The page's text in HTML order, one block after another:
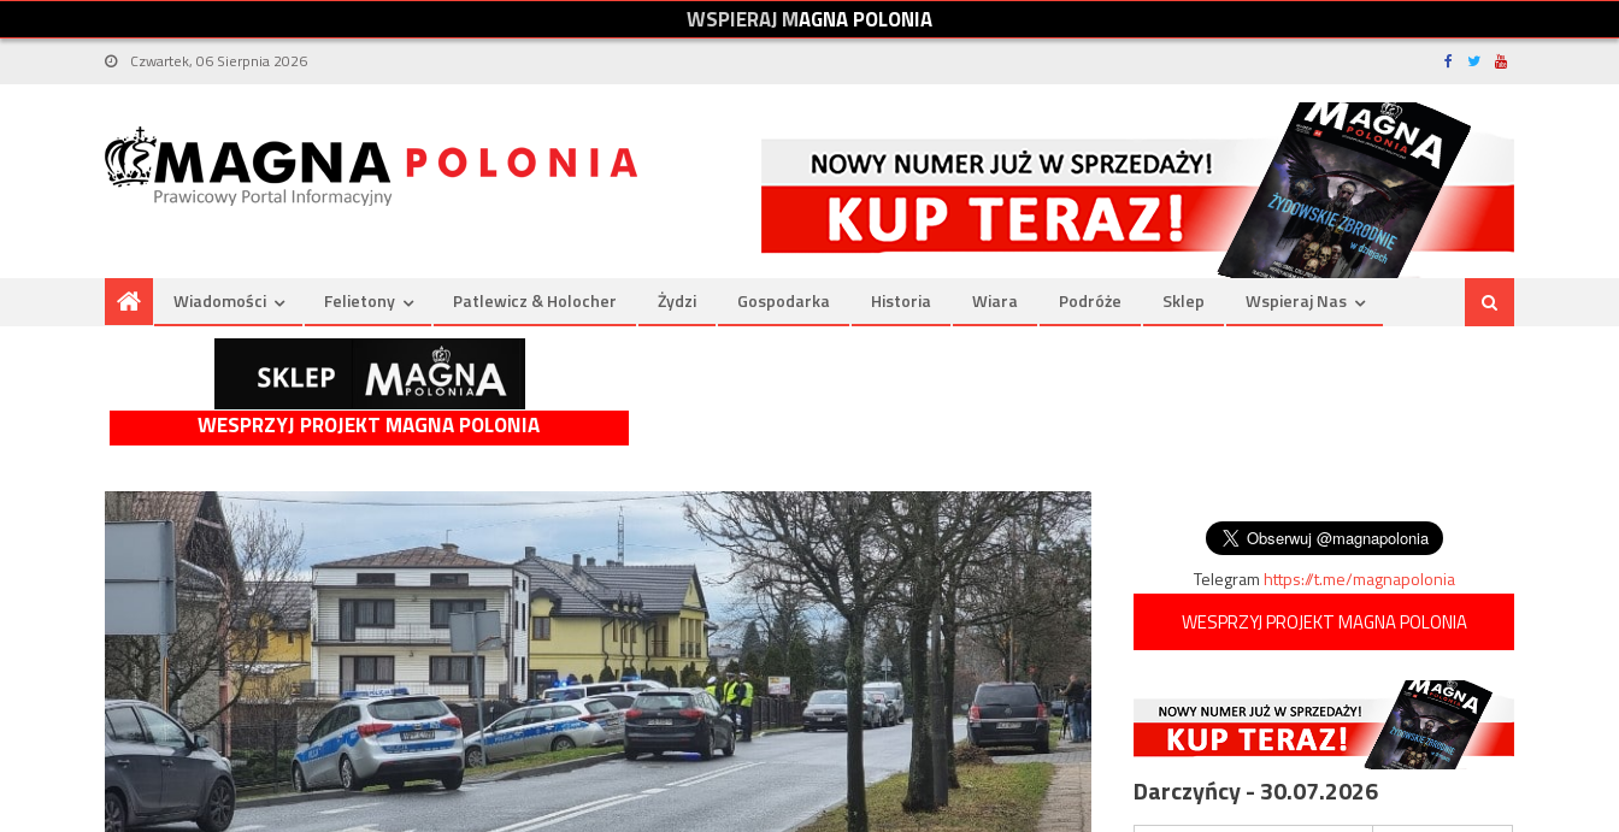
WSPIERAJMAGNAPOLONIA
Czwartek, 06 Sierpnia 2026
Wiadomości Felietony Patlewicz & Holocher Żydzi Gospodarka Historia Wiara Podróże Sklep Wspieraj Nas
WESPRZYJ PROJEKT MAGNA POLONIA
Telegramhttps://t.me/magnapolonia
WESPRZYJ PROJEKT MAGNA POLONIA
Darczyńcy - 30.07.2026